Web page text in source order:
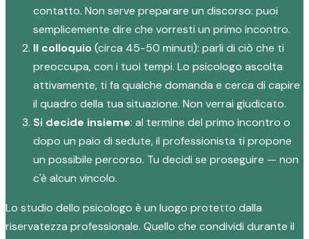
contatto. Non serve preparare un discorso: puoi
semplicemente dire che vorresti un primo incontro.
Il colloquio(circa 45-50 minuti): parli di ciò che ti
preoccupa, con i tuoi tempi. Lo psicologo ascolta
attivamente, ti fa qualche domanda e cerca di capire
il quadro della tua situazione. Non verrai giudicato.
Si decide insieme: al termine del primo incontro o
dopo un paio di sedute, il professionista ti propone
un possibile percorso. Tu decidi se proseguire — non
c'è alcun vincolo.
Lo studio dello psicologo è un luogo protetto dalla
riservatezza professionale. Quello che condividi durante il